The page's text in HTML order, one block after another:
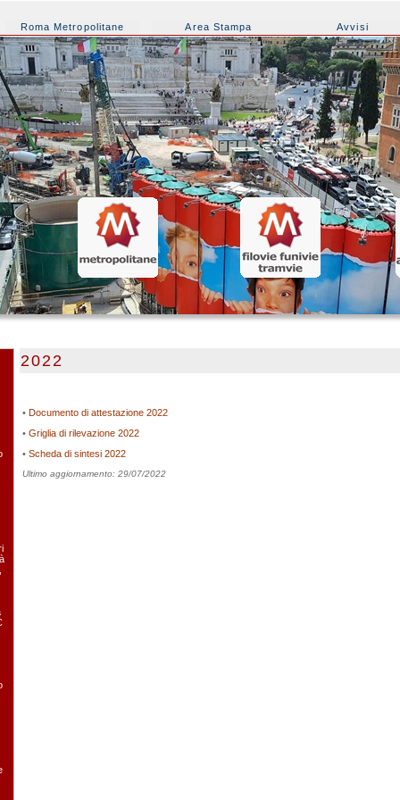
Roma Metropolitane Area Stampa Avvisi
2022
• Documento di attestazione 2022
• Griglia di rilevazione 2022
• Scheda di sintesi 2022
Ultimo aggiornamento: 29/07/2022